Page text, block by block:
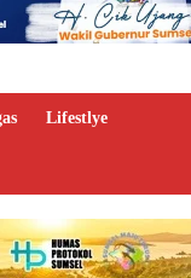
Lifestlye